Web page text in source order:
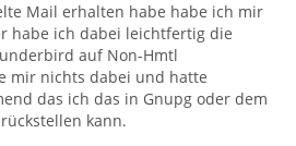
Mail erhalten habe habe ich mir
habe ich dabei leichtfertig die
auf Non-Hmtl
mir nichts dabei und hatte
das ich das in Gnupg oder dem
kann.